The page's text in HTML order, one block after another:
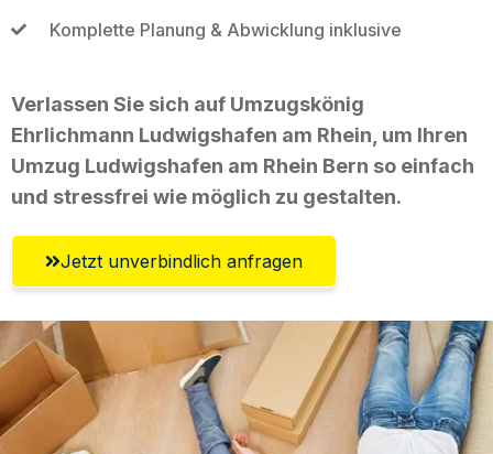
Komplette Planung & Abwicklung inklusive
Verlassen Sie sich auf Umzugskönig
Ehrlichmann Ludwigshafen am Rhein, um Ihren
Umzug Ludwigshafen am Rhein Bern so einfach
und stressfrei wie möglich zu gestalten.
Jetzt unverbindlich anfragen